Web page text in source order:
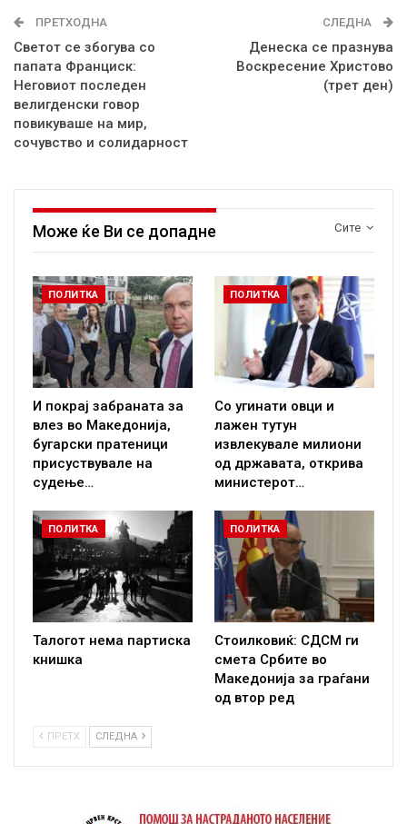
ПРЕТХОДНА
Светот се збогува со
папата Франциск:
Неговиот последен
велигденски говор
повикуваше на мир,
сочувство и солидарност
СЛЕДНА
Денеска се празнува
Воскресение Христово
(трет ден)
Сите
Може ќе Ви се допадне
ПОЛИТКА
И покрај забраната за
влез во Македонија,
бугарски пратеници
присуствувале на
судење…
ПОЛИТКА
Со угинати овци и
лажен тутун
извлекувале милиони
од државата, открива
министерот…
ПОЛИТКА
Талогот нема партиска
книшка
ПОЛИТКА
Стоилковиќ: СДСМ ги
смета Србите во
Македонија за граѓани
од втор ред
ПРЕТХ СЛЕДНА